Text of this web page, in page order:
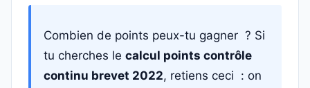
Combien de points peux-tu gagner ? Si
tu cherches le calcul points contrôle
continu brevet 2022, retiens ceci : on